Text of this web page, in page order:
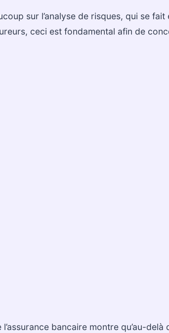
sur l’analyse de risques, qui se
ceci est fondamental afin de
bancaire montre qu’au-delà